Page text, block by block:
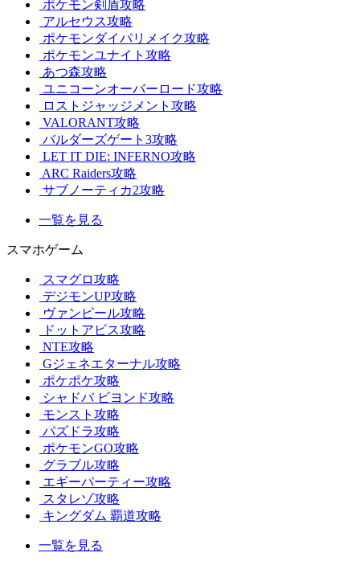
ポケモン剣盾攻略
アルセウス攻略
ポケモンダイパリメイク攻略
ポケモンユナイト攻略
あつ森攻略
ユニコーンオーバーロード攻略
ロストジャッジメント攻略
VALORANT攻略
バルダーズゲート3攻略
LET IT DIE: INFERNO攻略
ARC Raiders攻略
サブノーティカ2攻略
一覧を見る
スマホゲーム
スマグロ攻略
デジモンUP攻略
ヴァンピール攻略
ドットアビス攻略
NTE攻略
Gジェネエターナル攻略
ポケポケ攻略
シャドバ ビヨンド攻略
モンスト攻略
パズドラ攻略
ポケモンGO攻略
グラブル攻略
エギーパーティー攻略
スタレゾ攻略
キングダム 覇道攻略
一覧を見る